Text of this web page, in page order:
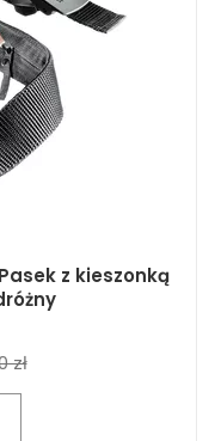
z kieszonką
zł